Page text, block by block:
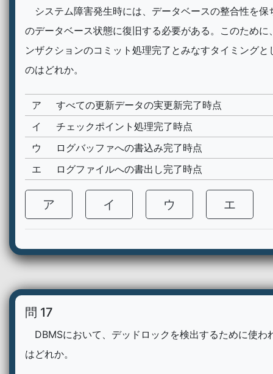
システム障害発生時には、データベースの整合性を保
のデータベース状態に復旧する必要がある。このために
ンザクションのコミット処理完了とみなすタイミングと
のはどれか。
ア
すべての更新データの実更新完了時点
イ
チェックポイント処理完了時点
ウ
ログバッファへの書込み完了時点
エ
ログファイルへの書出し完了時点
ア イ ウ エ
問 17
DBMSにおいて、デッドロックを検出するために使わ
はどれか。